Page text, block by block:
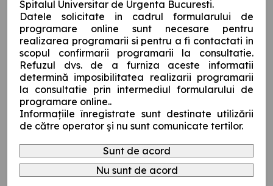
Spitalul Universitar de Urgenta Bucuresti.
Datele solicitate in cadrul formularului de
programare online sunt necesare pentru
realizarea programarii si pentru a fi contactati in
scopul confirmarii programarii la consultatie.
Refuzul dvs. de a furniza aceste informatii
determină imposibilitatea realizarii programarii
la consultatie prin intermediul formularului de
programare online..
Informaţiile înregistrate sunt destinate utilizării
de către operator şi nu sunt comunicate tertilor.
Sunt de acord
Nu sunt de acord
Nume*
Prenume*
Data nașterii*
Email*